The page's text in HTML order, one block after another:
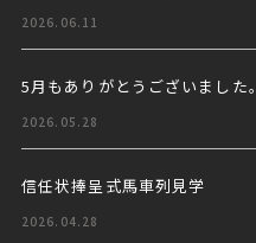
2026.06.11
5月もありがとうございました。
2026.05.28
信任状捧呈式馬車列見学
2026.04.28